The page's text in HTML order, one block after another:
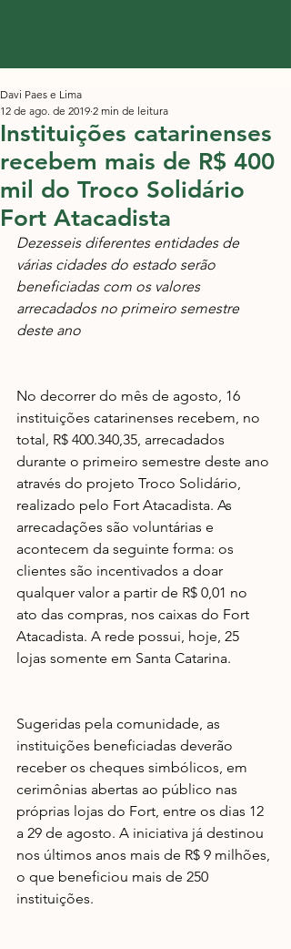
Instituições catarinenses
recebem mais de R$ 400
mil do Troco Solidário
Fort Atacadista
Davi Paes e Lima
12 de ago. de 2019 2 min de leitura
Dezesseis diferentes entidades de
várias cidades do estado serão
beneficiadas com os valores
arrecadados no primeiro semestre
deste ano
No decorrer do mês de agosto, 16
instituições catarinenses recebem, no
total, R$ 400.340,35, arrecadados
durante o primeiro semestre deste ano
através do projeto Troco Solidário,
realizado pelo Fort Atacadista. As
arrecadações são voluntárias e
acontecem da seguinte forma: os
clientes são incentivados a doar
qualquer valor a partir de R$ 0,01 no
ato das compras, nos caixas do Fort
Atacadista. A rede possui, hoje, 25
lojas somente em Santa Catarina.
Sugeridas pela comunidade, as
instituições beneficiadas deverão
receber os cheques simbólicos, em
cerimônias abertas ao público nas
próprias lojas do Fort, entre os dias 12
a 29 de agosto. A iniciativa já destinou
nos últimos anos mais de R$ 9 milhões,
o que beneficiou mais de 250
instituições.